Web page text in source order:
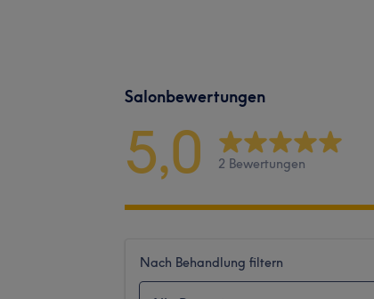
Salonbewertungen
5,0 2 Bewertungen
Nach Behandlung filtern